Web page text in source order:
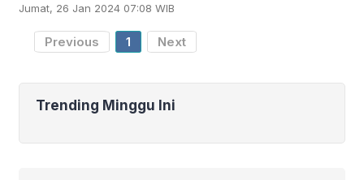
143-110 dalam pertandingan yang
mengulang laga Final NBA
Jumat, 26 Jan 2024 07:08 WIB
Previous 1 Next
Trending Minggu Ini